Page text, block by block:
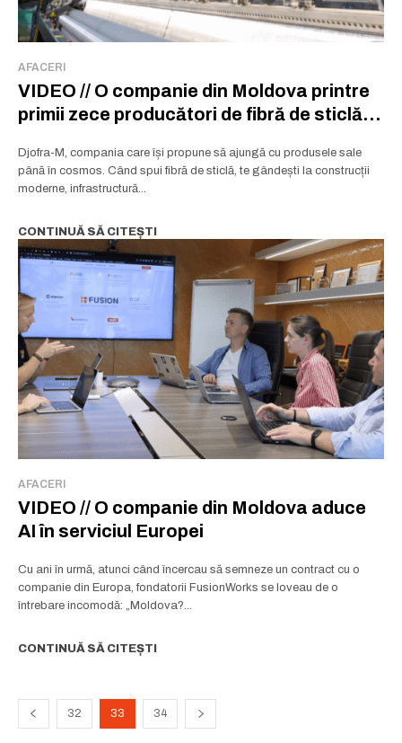
AFACERI
VIDEO // O companie din Moldova printre
primii zece producători de fibră de sticlă
Djofra-M, compania care își propune să ajungă cu produsele sale
până în cosmos. Când spui fibră de sticlă, te gândești la construcții
moderne, infrastructură...
CONTINUĂ SĂ CITEȘTI
AFACERI
VIDEO // O companie din Moldova aduce
AI în serviciul Europei
Cu ani în urmă, atunci când încercau să semneze un contract cu o
companie din Europa, fondatorii FusionWorks se loveau de o
întrebare incomodă: „Moldova?...
CONTINUĂ SĂ CITEȘTI
32 33 34